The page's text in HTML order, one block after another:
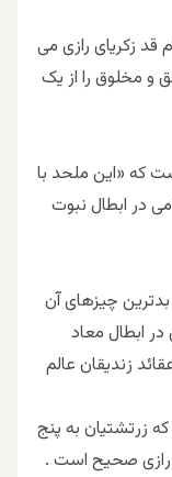
زکریای رازی می
و مخلوق را از یک
ﮐﻪ «ﺍﯾﻦ ﻣﻠﺤﺪ ﺑﺎ
ﺩﺭ ﺍﺑﻄﺎﻝ ﻧﺒﻮﺕ
ﺑﺪﺗﺮﯾﻦ ﭼﯿﺰﻫﺎﯼ ﺁﻥ
ﺩﺭ ﺍﺑﻄﺎﻝ ﻣﻌﺎﺩ
ﺯﻧﺪﯾﻘﺎﻥ ﻋﺎﻟﻢ
ﺯﺭﺗﺸﺘﻴﺎﻥ ﺑﻪ ﭘﻨﺞ
ﺭﺍﺯﯼ ﺻﺤﻴﺢ ﺍﺳﺖ .